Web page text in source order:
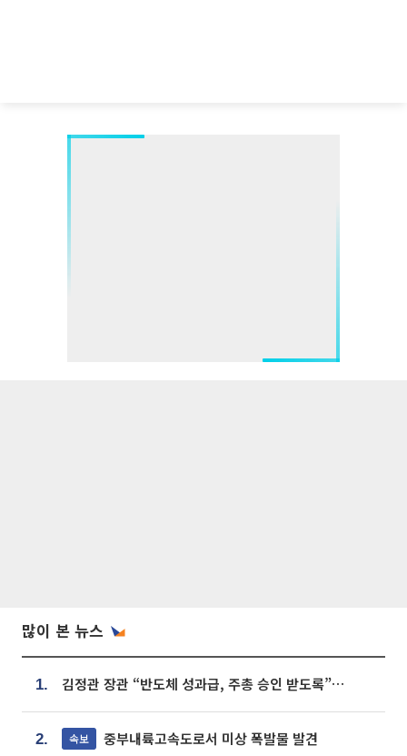
많이 본 뉴스
1. 김정관 장관 “반도체 성과급, 주총 승인 받도록”…상법·자본시장법 개정 시사
2. 속보 중부내륙고속도로서 미상 폭발물 발견